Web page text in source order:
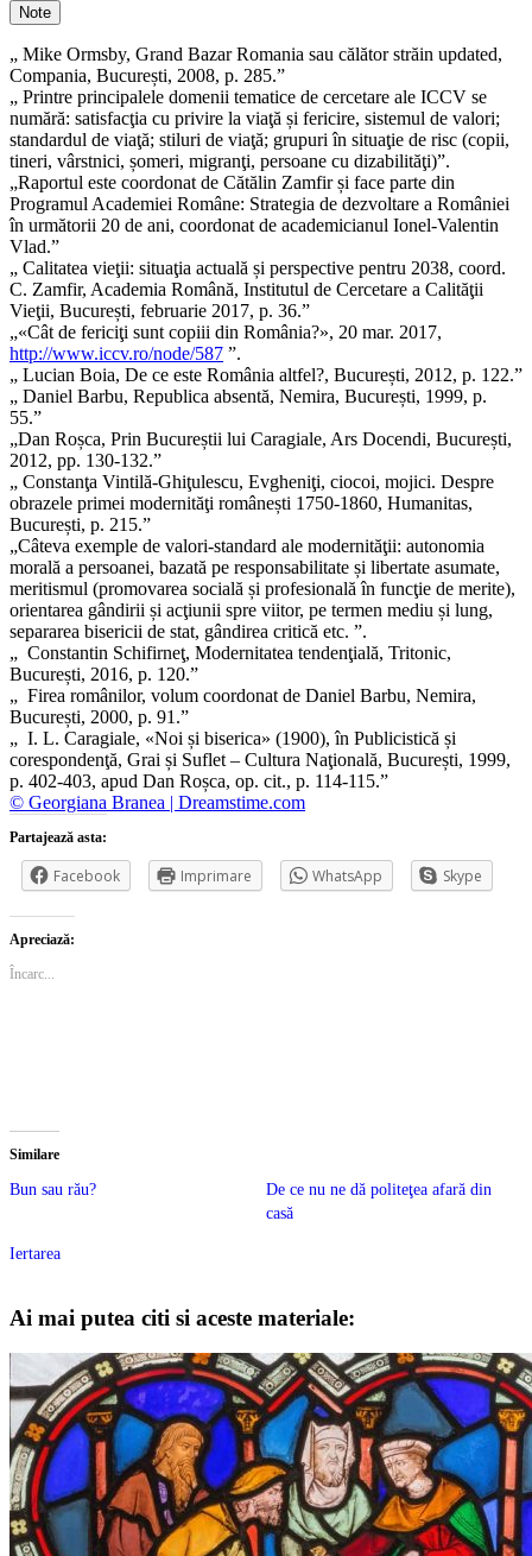
Note
„ Mike Ormsby, Grand Bazar Romania sau călător străin updated,
Compania, București, 2008, p. 285.”
„ Printre principalele domenii tematice de cercetare ale ICCV se
numără: satisfacţia cu privire la viaţă și fericire, sistemul de valori;
standardul de viaţă; stiluri de viaţă; grupuri în situaţie de risc (copii,
tineri, vârstnici, șomeri, migranţi, persoane cu dizabilităţi)”.
„Raportul este coordonat de Cătălin Zamfir și face parte din
Programul Academiei Române: Strategia de dezvoltare a României
în următorii 20 de ani, coordonat de academicianul Ionel-Valentin
Vlad.”
„ Calitatea vieţii: situaţia actuală și perspective pentru 2038, coord.
C. Zamfir, Academia Română, Institutul de Cercetare a Calităţii
Vieţii, București, februarie 2017, p. 36.”
„«Cât de fericiţi sunt copiii din România?», 20 mar. 2017,
http://www.iccv.ro/node/587 ”.
„ Lucian Boia, De ce este România altfel?, București, 2012, p. 122.”
„ Daniel Barbu, Republica absentă, Nemira, București, 1999, p.
55.”
„Dan Roșca, Prin Bucureștii lui Caragiale, Ars Docendi, București,
2012, pp. 130-132.”
„ Constanţa Vintilă-Ghiţulescu, Evgheniţi, ciocoi, mojici. Despre
obrazele primei modernităţi românești 1750-1860, Humanitas,
București, p. 215.”
„Câteva exemple de valori-standard ale modernităţii: autonomia
morală a persoanei, bazată pe responsabilitate și libertate asumate,
meritismul (promovarea socială și profesională în funcţie de merite),
orientarea gândirii și acţiunii spre viitor, pe termen mediu și lung,
separarea bisericii de stat, gândirea critică etc. ”.
„ Constantin Schifirneţ, Modernitatea tendenţială, Tritonic,
București, 2016, p. 120.”
„ Firea românilor, volum coordonat de Daniel Barbu, Nemira,
București, 2000, p. 91.”
„ I. L. Caragiale, «Noi și biserica» (1900), în Publicistică și
corespondenţă, Grai și Suflet – Cultura Naţională, București, 1999,
p. 402-403, apud Dan Roșca, op. cit., p. 114-115.”
© Georgiana Branea | Dreamstime.com
Partajează asta:
Facebook Imprimare WhatsApp Skype
Apreciază:
Încarc...
Similare
Bun sau rău?
De ce nu ne dă politeţea afară din
casă
Iertarea
Ai mai putea citi si aceste materiale: